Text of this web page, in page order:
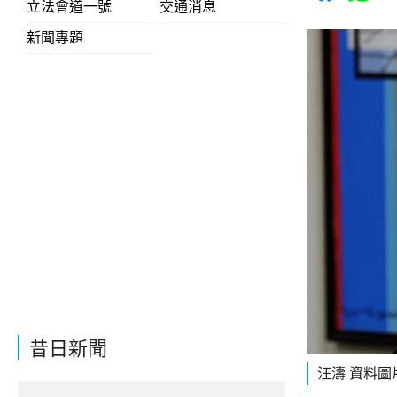
立法會道一號
交通消息
新聞專題
昔日新聞
汪濤 資料圖